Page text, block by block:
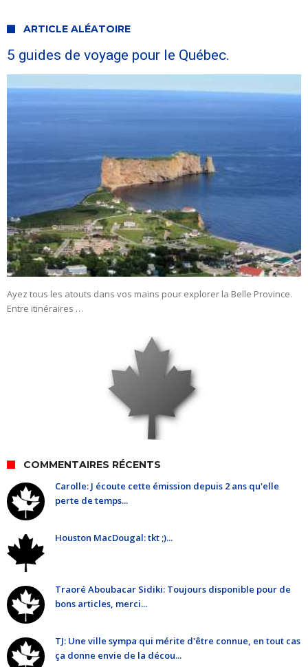
ARTICLE ALÉATOIRE
5 guides de voyage pour le Québec.
Ayez tous les atouts dans vos mains pour explorer la Belle Province.
Entre itinéraires …
COMMENTAIRES RÉCENTS
Carolle: J écoute cette émission depuis 2 ans qu'elle
perte de temps...
Houston MacDougal: tkt ;)...
Traoré Aboubacar Sidiki: Toujours disponible pour de
bons articles, merci...
TJ: Une ville sympa qui mérite d'être connue, en tout cas
ça donne envie de la décou...